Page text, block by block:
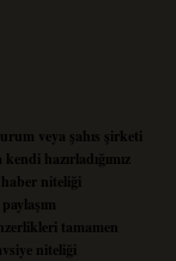
veya şahıs şirketi
hazırladığımız
niteliği
tamamen
niteliği